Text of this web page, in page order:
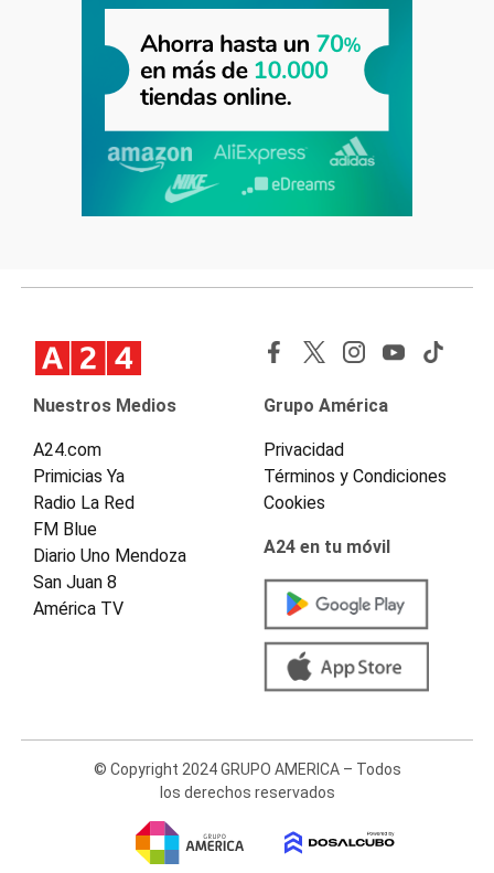
Nuestros Medios
A24.com
Primicias Ya
Radio La Red
FM Blue
Diario Uno Mendoza
San Juan 8
América TV
Grupo América
Privacidad
Términos y Condiciones
Cookies
A24 en tu móvil
© Copyright 2024 GRUPO AMERICA – Todos
los derechos reservados